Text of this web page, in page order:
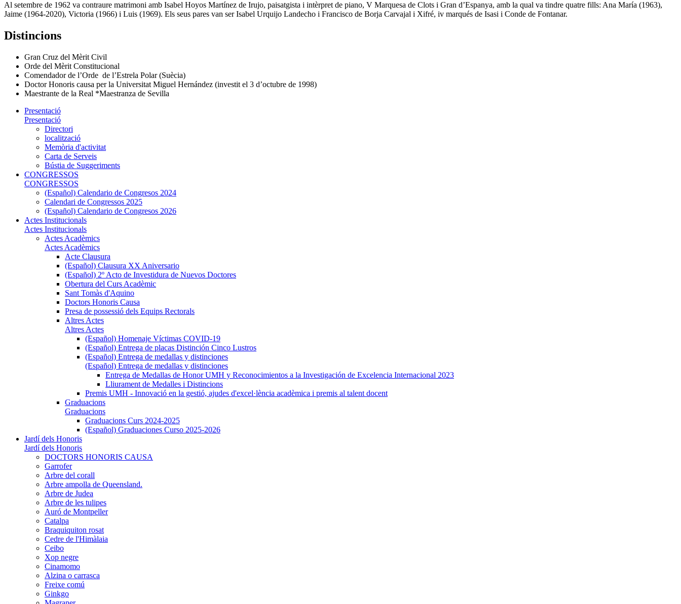
Al setembre de 1962 va contraure matrimoni amb Isabel Hoyos Martínez de Irujo, paisatgista i intèrpret de piano, V Marquesa de Clots i Gran d’Espanya, amb la qual va tindre quatre fills: Ana María (1963),
Jaime (1964-2020), Victoria (1966) i Luis (1969). Els seus pares van ser Isabel Urquijo Landecho i Francisco de Borja Carvajal i Xifré, iv marqués de Isasi i Conde de Fontanar.
Distincions
Gran Cruz del Mèrit Civil
Orde del Mèrit Constitucional
Comendador de l’Orde de l’Estrela Polar (Suècia)
Doctor Honoris causa per la Universitat Miguel Hernández (investit el 3 d’octubre de 1998)
Maestrante de la Real *Maestranza de Sevilla
Presentació
Presentació
Directori
localització
Memòria d'activitat
Carta de Serveis
Bústia de Suggeriments
CONGRESSOS
CONGRESSOS
(Español) Calendario de Congresos 2024
Calendari de Congressos 2025
(Español) Calendario de Congresos 2026
Actes Institucionals
Actes Institucionals
Actes Acadèmics
Actes Acadèmics
Acte Clausura
(Español) Clausura XX Aniversario
(Español) 2º Acto de Investidura de Nuevos Doctores
Obertura del Curs Acadèmic
Sant Tomàs d'Aquino
Doctors Honoris Causa
Presa de possessió dels Equips Rectorals
Altres Actes
Altres Actes
(Español) Homenaje Víctimas COVID-19
(Español) Entrega de placas Distinción Cinco Lustros
(Español) Entrega de medallas y distinciones
(Español) Entrega de medallas y distinciones
Entrega de Medallas de Honor UMH y Reconocimientos a la Investigación de Excelencia Internacional 2023
Lliurament de Medalles i Distincions
Premis UMH - Innovació en la gestió, ajudes d'excel·lència acadèmica i premis al talent docent
Graduacions
Graduacions
Graduacions Curs 2024-2025
(Español) Graduaciones Curso 2025-2026
Jardí dels Honoris
Jardí dels Honoris
DOCTORS HONORIS CAUSA
Garrofer
Arbre del corall
Arbre ampolla de Queensland.
Arbre de Judea
Arbre de les tulipes
Auró de Montpeller
Catalpa
Braquiquiton rosat
Cedre de l'Himàlaia
Ceibo
Xop negre
Cinamomo
Alzina o carrasca
Freixe comú
Ginkgo